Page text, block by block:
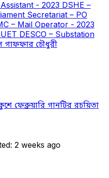
- 2023 DSHE –
Secretariat – PO
– Mail Operator - 2023
DESCO – Substation
চৌধুরী
ফেব্রুয়ারি গানটির রচয়িতা
2 weeks ago